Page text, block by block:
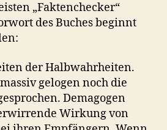
„Faktenchecker“
des Buches beginnt
der Halbwahrheiten.
gelogen noch die
Demagogen
Wirkung von